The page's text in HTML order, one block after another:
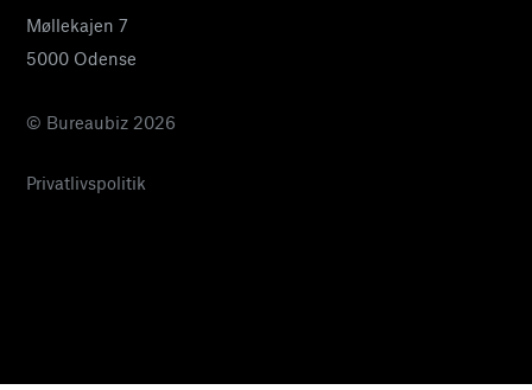
Møllekajen 7
5000 Odense
© Bureaubiz 2026
Privatlivspolitik